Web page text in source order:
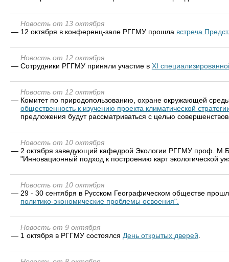
Новость от 13 октября
— 12 октября в конференц-зале РГГМУ прошла встреча
Новость от 12 октября
— Cотрудники РГГМУ приняли участие в ХI
Новость от 12 октября
— Комитет по природопользованию, охране окружающей
общественность к изучению проекта климатической
предложения будут рассматриваться с целью
Новость от 10 октября
— 2 октября заведующий кафедрой Экологии РГГМУ проф.
"Инновационный подход к построению карт экологической
Новость от 10 октября
— 29 - 30 сентября в Русском Географическом обществе
политико-экономические проблемы освоения".
Новость от 9 октября
— 1 октября в РГГМУ состоялся День открытых дверей